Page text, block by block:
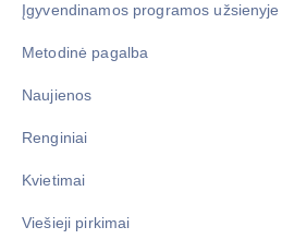
Įgyvendinamos programos užsienyje
Metodinė pagalba
Naujienos
Renginiai
Kvietimai
Viešieji pirkimai